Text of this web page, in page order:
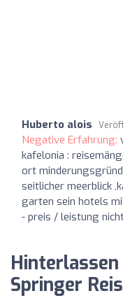
Huberto alois
Negative Erfahrung:
kafelonia :
ort
seitlicher meerblick
garten sein hotels
- preis / leistung
Hinterlassen
Springer